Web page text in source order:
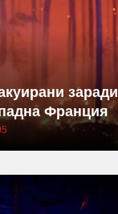
заради
Франция